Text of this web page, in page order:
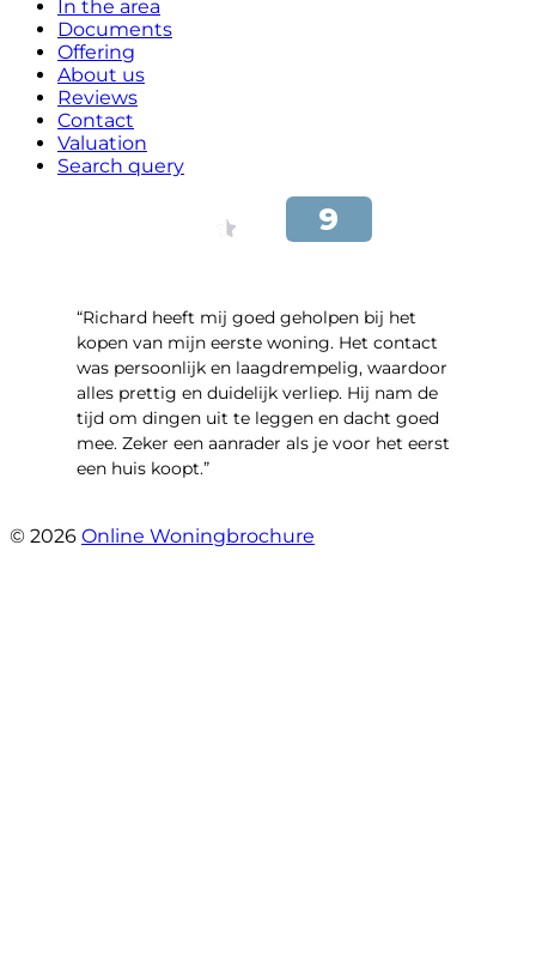
In the area
Documents
Offering
About us
Reviews
Contact
Valuation
Search query
“Richard heeft mij goed geholpen bij het
kopen van mijn eerste woning. Het contact
was persoonlijk en laagdrempelig, waardoor
alles prettig en duidelijk verliep. Hij nam de
tijd om dingen uit te leggen en dacht goed
mee. Zeker een aanrader als je voor het eerst
een huis koopt.”
© 2026 Online Woningbrochure